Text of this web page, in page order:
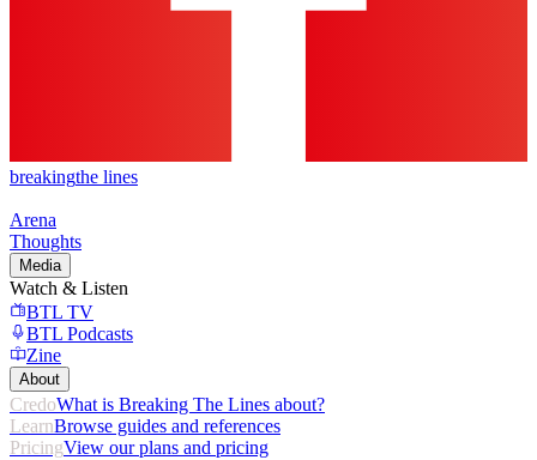
breakingthe lines
Arena
Thoughts
Media
Watch & Listen
BTL TV
BTL Podcasts
Zine
About
CredoWhat is Breaking The Lines about?
LearnBrowse guides and references
PricingView our plans and pricing